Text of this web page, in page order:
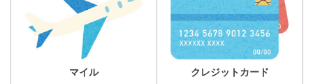
マイル クレジットカード